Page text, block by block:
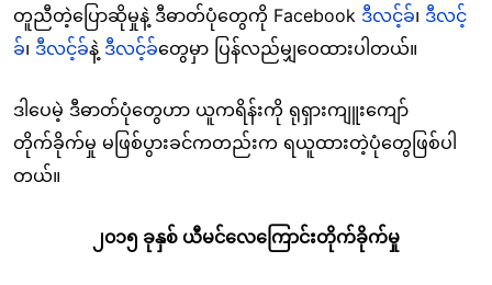
တူညီတဲ့ပြောဆိုမှုနဲ့ ဒီဓာတ်ပုံတွေကို Facebook ဒီလင့်ခ်၊ ဒီလင့်
ခ်၊ ဒီလင့်ခ်နဲ့ ဒီလင့်ခ်တွေမှာ ပြန်လည်မျှဝေထားပါတယ်။
ဒါပေမဲ့ ဒီဓာတ်ပုံတွေဟာ ယူကရိန်းကို ရုရှားကျူးကျော်
တိုက်ခိုက်မှု မဖြစ်ပွားခင်ကတည်းက ရယူထားတဲ့ပုံတွေဖြစ်ပါ
တယ်။
၂၀၁၅ ခုနှစ် ယီမင်လေကြောင်းတိုက်ခိုက်မှု